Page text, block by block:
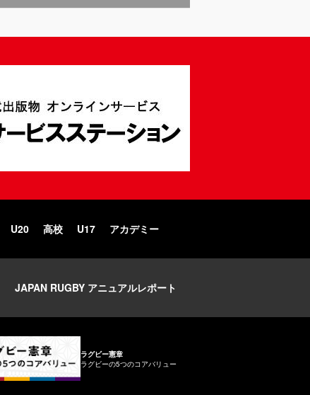
U20 高校 U17 アカデミー
JAPAN RUGBY アニュアルレポート
ラグビー憲章
ラグビーの5つのコアバリュー